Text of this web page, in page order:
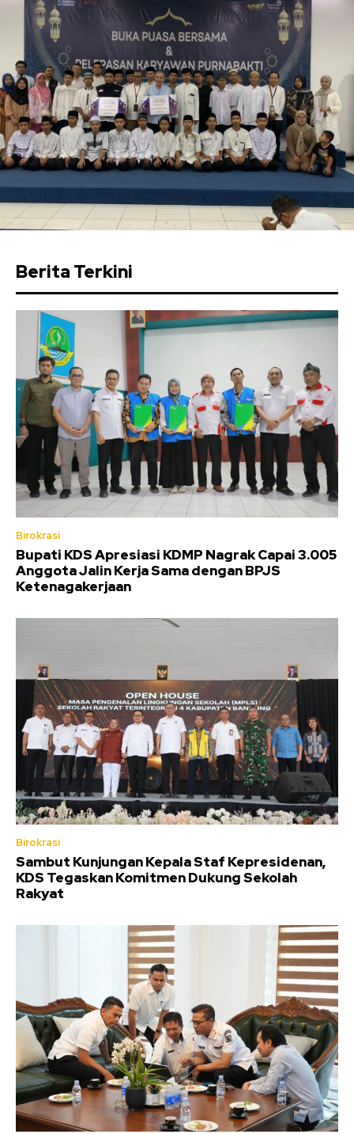
Berita Terkini
Birokrasi
Bupati KDS Apresiasi KDMP Nagrak Capai 3.005
Anggota Jalin Kerja Sama dengan BPJS
Ketenagakerjaan
Birokrasi
Sambut Kunjungan Kepala Staf Kepresidenan,
KDS Tegaskan Komitmen Dukung Sekolah
Rakyat